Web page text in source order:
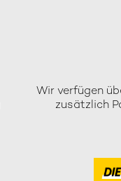
Wir verfügen
zusätzlich